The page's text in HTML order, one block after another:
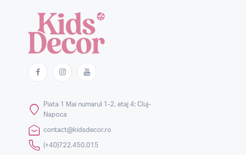
Piata 1 Mai numarul 1-2, etaj 4; Cluj-
Napoca
contact@kidsdecor.ro
(+40)722.450.015